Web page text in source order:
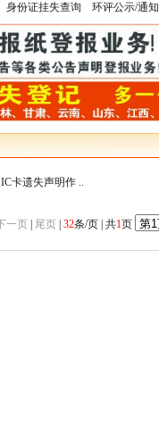
身份证挂失查询 环评公示/通知
卡遗失声明作 ..
一页 | 尾页 | 32条/页 | 共1页